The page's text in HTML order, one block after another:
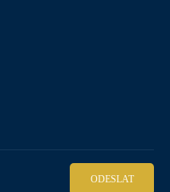
ODESLAT